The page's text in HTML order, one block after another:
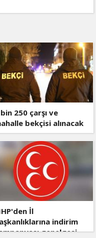
250 çarşı ve
bekçisi alınacak
İl
indirim
genelgesi